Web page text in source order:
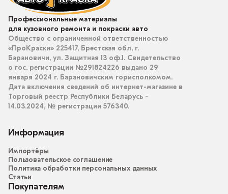
Профессиональные материалы
для кузовного ремонта и покраски авто
Общество с ограниченной ответственностью
«ПроКраски» 225417, Брестская обл, г.
Барановичи, ул. Защитная 13 оф.1. Свидетельство
о гос. регистрации №291824226 выдано 29
января 2024 г. Барановичским горисполкомом.
Дата включения сведений об интернет-магазине в
Торговый реестр Республики Беларусь -
14.03.2024, № регистрации 576340.
Информация
Импортёры
Пользовательское соглашение
Политика обработки персональных данных
Статьи
Покупателям